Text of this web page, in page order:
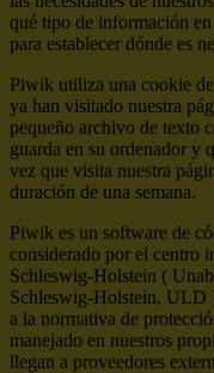
qué tipo de información
para establecer dónde es
Piwik utiliza una cookie
ya han visitado nuestra
pequeño archivo de texto
guarda en su ordenador y
vez que visita nuestra
duración de una semana.
Piwik es un software de
considerado por el centro
Schleswig-Holstein (
Schleswig-Holstein, ULD
a la normativa de
manejado en nuestros
llegan a proveedores